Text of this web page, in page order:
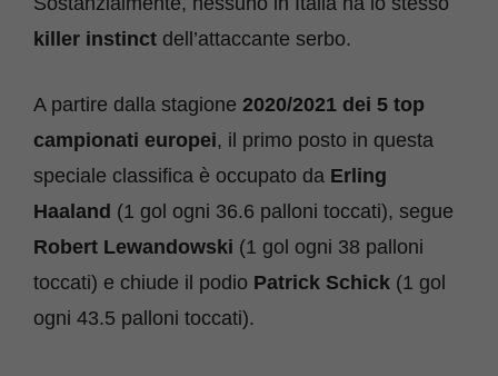
killer instinct dell’attaccante serbo.
A partire dalla stagione 2020/2021 dei 5 top
campionati europei, il primo posto in questa
speciale classifica è occupato da Erling
Haaland (1 gol ogni 36.6 palloni toccati), segue
Robert Lewandowski (1 gol ogni 38 palloni
toccati) e chiude il podio Patrick Schick (1 gol
ogni 43.5 palloni toccati).